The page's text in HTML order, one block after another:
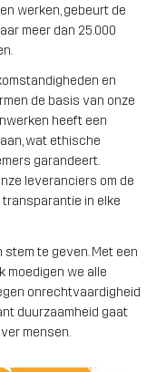
werken, gebeurt de
meer dan 25.000
en
de basis van onze
heeft een
wat ethische
garandeert.
leveranciers om de
transparantie in elke
te geven. Met een
moedigen we alle
onrechtvaardigheid
duurzaamheid gaat
mensen.